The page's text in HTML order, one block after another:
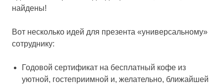
найдены!
Вот несколько идей для презента «универсальному»
сотруднику:
Годовой сертификат на бесплатный кофе из
уютной, гостеприимной и, желательно, ближайшей